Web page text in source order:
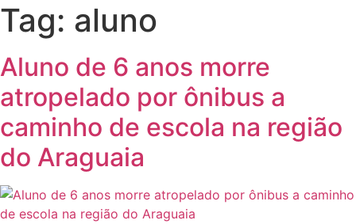
Tag: aluno
Aluno de 6 anos morre
atropelado por ônibus a
caminho de escola na região
do Araguaia